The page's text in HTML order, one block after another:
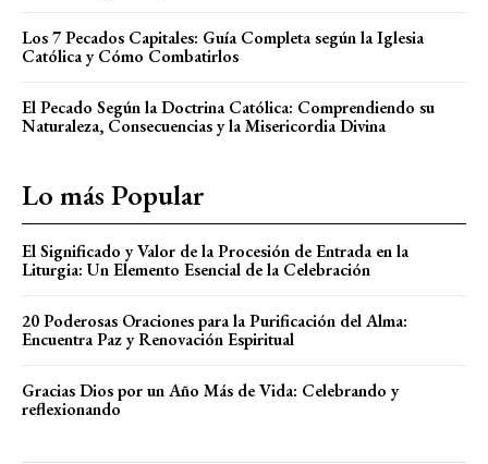
Los 7 Pecados Capitales: Guía Completa según la Iglesia
Católica y Cómo Combatirlos
El Pecado Según la Doctrina Católica: Comprendiendo su
Naturaleza, Consecuencias y la Misericordia Divina
Lo más Popular
El Significado y Valor de la Procesión de Entrada en la
Liturgia: Un Elemento Esencial de la Celebración
20 Poderosas Oraciones para la Purificación del Alma:
Encuentra Paz y Renovación Espiritual
Gracias Dios por un Año Más de Vida: Celebrando y
reflexionando